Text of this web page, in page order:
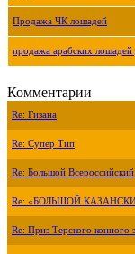
Продажа ЧК лошадей
продажа арабских лошадей
Комментарии
Re: Гизана
Re: Супер Тип
Re: Большой
Re: «БОЛЬШОЙ
Re: Приз Терского конного